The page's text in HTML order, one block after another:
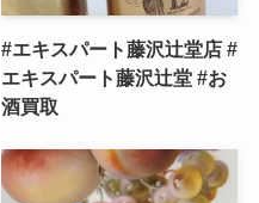
#エキスパート藤沢辻堂店 #
エキスパート藤沢辻堂 #お
酒買取